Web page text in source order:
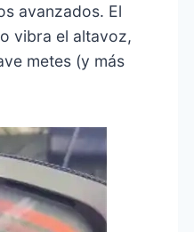
avanzados. El
vibra el altavoz,
metes (y más